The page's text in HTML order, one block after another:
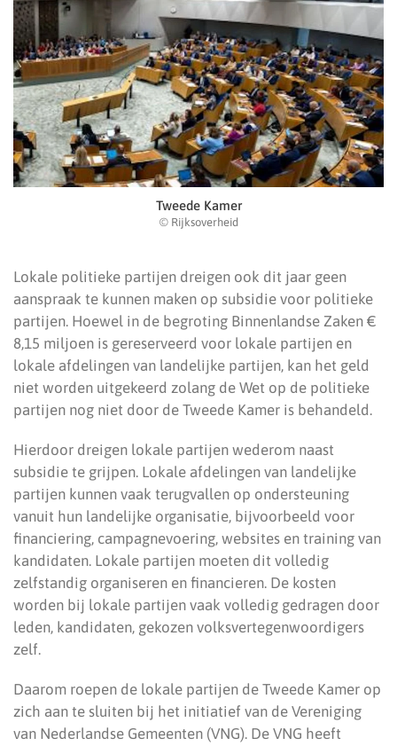
Tweede Kamer
© Rijksoverheid
Lokale politieke partijen dreigen ook dit jaar geen
aanspraak te kunnen maken op subsidie voor politieke
partijen. Hoewel in de begroting Binnenlandse Zaken €
8,15 miljoen is gereserveerd voor lokale partijen en
lokale afdelingen van landelijke partijen, kan het geld
niet worden uitgekeerd zolang de Wet op de politieke
partijen nog niet door de Tweede Kamer is behandeld.
Hierdoor dreigen lokale partijen wederom naast
subsidie te grijpen. Lokale afdelingen van landelijke
partijen kunnen vaak terugvallen op ondersteuning
vanuit hun landelijke organisatie, bijvoorbeeld voor
financiering, campagnevoering, websites en training van
kandidaten. Lokale partijen moeten dit volledig
zelfstandig organiseren en financieren. De kosten
worden bij lokale partijen vaak volledig gedragen door
leden, kandidaten, gekozen volksvertegenwoordigers
zelf.
Daarom roepen de lokale partijen de Tweede Kamer op
zich aan te sluiten bij het initiatief van de Vereniging
van Nederlandse Gemeenten (VNG). De VNG heeft